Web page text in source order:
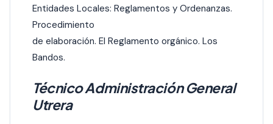
Entidades Locales: Reglamentos y Ordenanzas.
Procedimiento
de elaboración. El Reglamento orgánico. Los
Bandos.
Técnico Administración General
Utrera